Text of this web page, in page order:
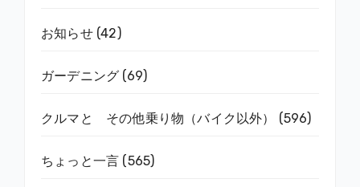
お知らせ(42)
ガーデニング (69)
クルマと その他乗り物（バイク以外） (596)
ちょっと一言 (565)